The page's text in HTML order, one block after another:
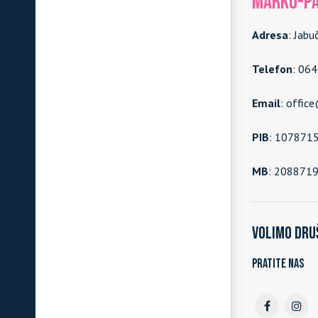
Adresa:
Telefon:
Email:
PIB:
MB:
Volimo
Pratite nas